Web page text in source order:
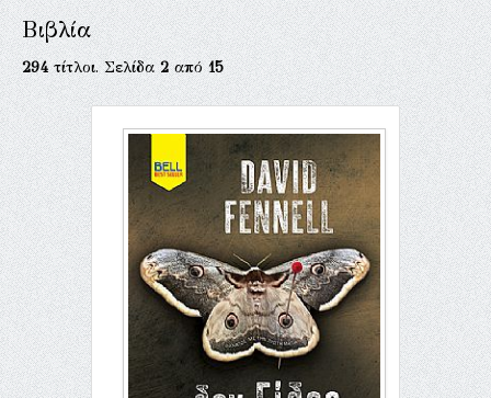
Βιβλία
294τίτλοι. Σελίδα2από15